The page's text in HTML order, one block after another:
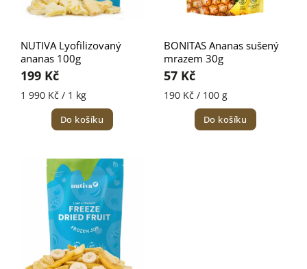
NUTIVA Lyofilizovaný
ananas 100g
199 Kč
1 990 Kč / 1 kg
Do košíku
BONITAS Ananas sušený
mrazem 30g
57 Kč
190 Kč / 100 g
Do košíku